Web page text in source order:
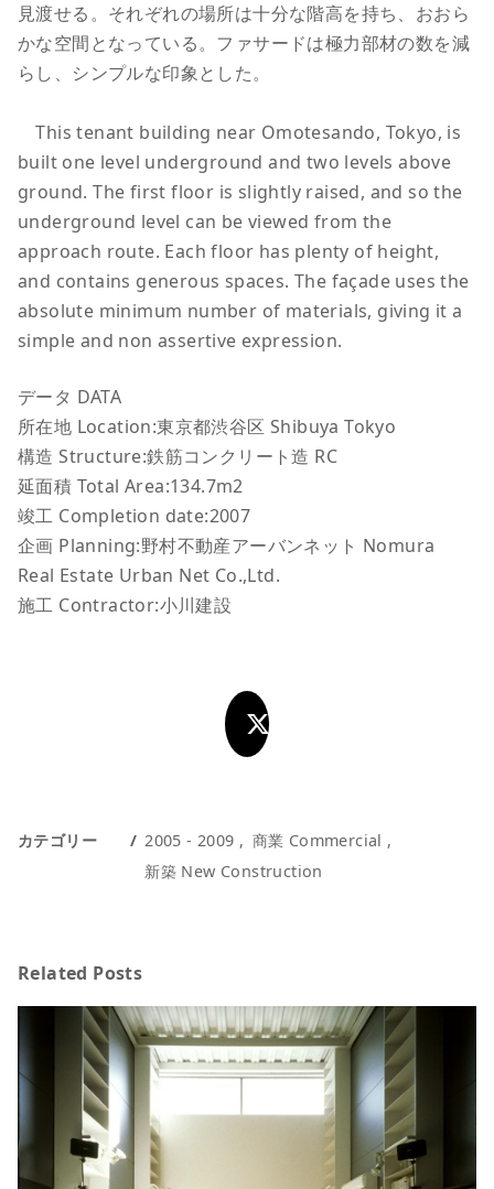
見渡せる。それぞれの場所は十分な階高を持ち、おおら
かな空間となっている。ファサードは極力部材の数を減
らし、シンプルな印象とした。
This tenant building near Omotesando, Tokyo, is
built one level underground and two levels above
ground. The first floor is slightly raised, and so the
underground level can be viewed from the
approach route. Each floor has plenty of height,
and contains generous spaces. The façade uses the
absolute minimum number of materials, giving it a
simple and non assertive expression.
データ DATA
所在地 Location:東京都渋谷区 Shibuya Tokyo
構造 Structure:鉄筋コンクリート造 RC
延面積 Total Area:134.7m2
竣工 Completion date:2007
企画 Planning:野村不動産アーバンネット Nomura
Real Estate Urban Net Co.,Ltd.
施工 Contractor:小川建設
カテゴリー 2005 - 2009
商業 Commercial
新築 New Construction
Related Posts